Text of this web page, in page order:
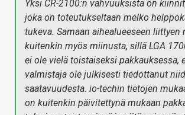
Yksi CR-2100:n vahvuuksista on
joka on toteutukseltaan melko
tukeva. Samaan aihealueeseen liittyen
kuitenkin myös miinusta, sillä LGA
ei ole vielä toistaiseksi pakkauksessa,
valmistaja ole julkisesti tiedottanut
saatavuudesta. io-techin tietojen
on kuitenkin päivitettynä mukaan